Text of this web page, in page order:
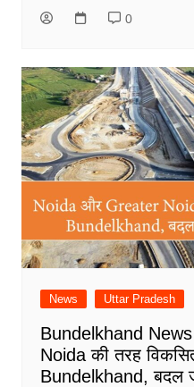
0
News Uttar Pradesh
Bundelkhand
Noida की तरह
Bundelkhand, बदल